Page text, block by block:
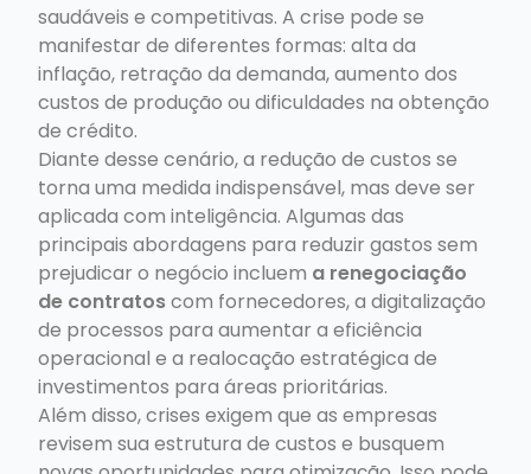
saudáveis e competitivas. A crise pode se
manifestar de diferentes formas: alta da
inflação, retração da demanda, aumento dos
custos de produção ou dificuldades na obtenção
de crédito.
Diante desse cenário, a redução de custos se
torna uma medida indispensável, mas deve ser
aplicada com inteligência. Algumas das
principais abordagens para reduzir gastos sem
prejudicar o negócio incluem a renegociação
de contratoscom fornecedores, a digitalização
de processos para aumentar a eficiência
operacional e a realocação estratégica de
investimentos para áreas prioritárias.
Além disso, crises exigem que as empresas
revisem sua estrutura de custos e busquem